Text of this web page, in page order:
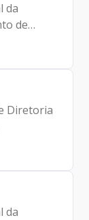
da
de
Diretoria
de
da